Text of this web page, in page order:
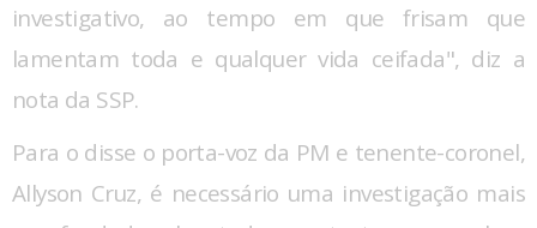
investigativo, ao tempo em que frisam que
lamentam toda e qualquer vida ceifada", diz a
nota da SSP.
Para o disse o porta-voz da PM e tenente-coronel,
Allyson Cruz, é necessário uma investigação mais